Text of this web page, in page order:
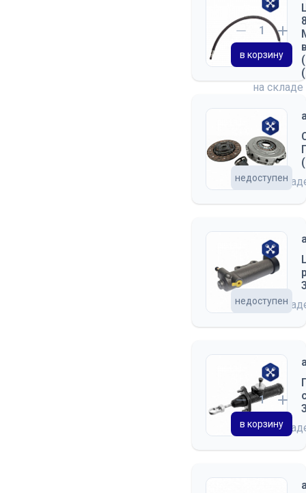
на складе
в корзину
на
недоступен
на
недоступен
на
в корзину